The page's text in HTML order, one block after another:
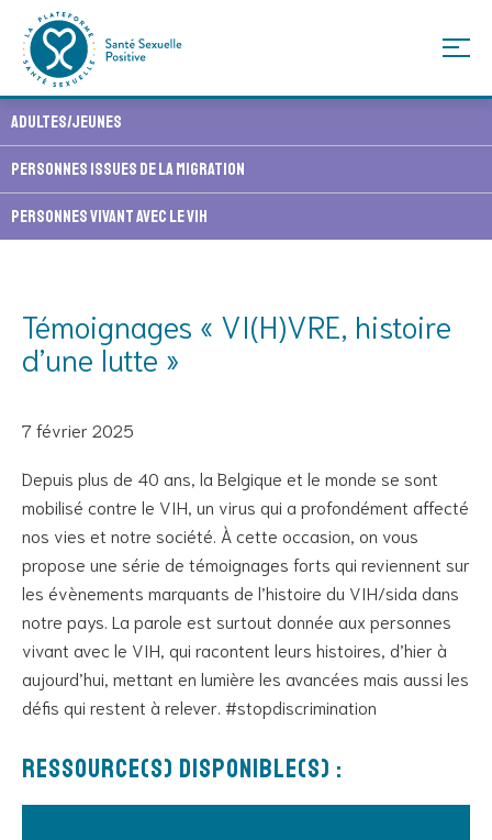
to
content
Adultes/Jeunes
Personnes issues de la migration
Personnes vivant avec le VIH
Témoignages « VI(H)VRE, histoire
d’une lutte »
7 février 2025
Depuis plus de 40 ans, la Belgique et le monde se sont
mobilisé contre le VIH, un virus qui a profondément affecté
nos vies et notre société. À cette occasion, on vous
propose une série de témoignages forts qui reviennent sur
les évènements marquants de l’histoire du VIH/sida dans
notre pays. La parole est surtout donnée aux personnes
vivant avec le VIH, qui racontent leurs histoires, d’hier à
aujourd’hui, mettant en lumière les avancées mais aussi les
défis qui restent à relever. #stopdiscrimination
Ressource(s) disponible(s) :